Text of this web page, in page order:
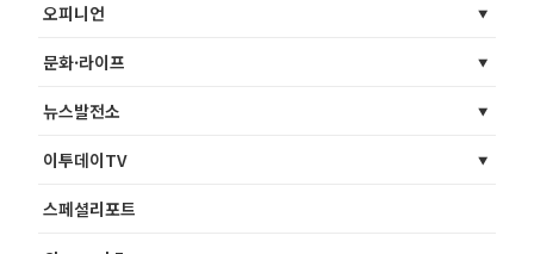
오피니언
문화·라이프
뉴스발전소
이투데이TV
스페셜리포트